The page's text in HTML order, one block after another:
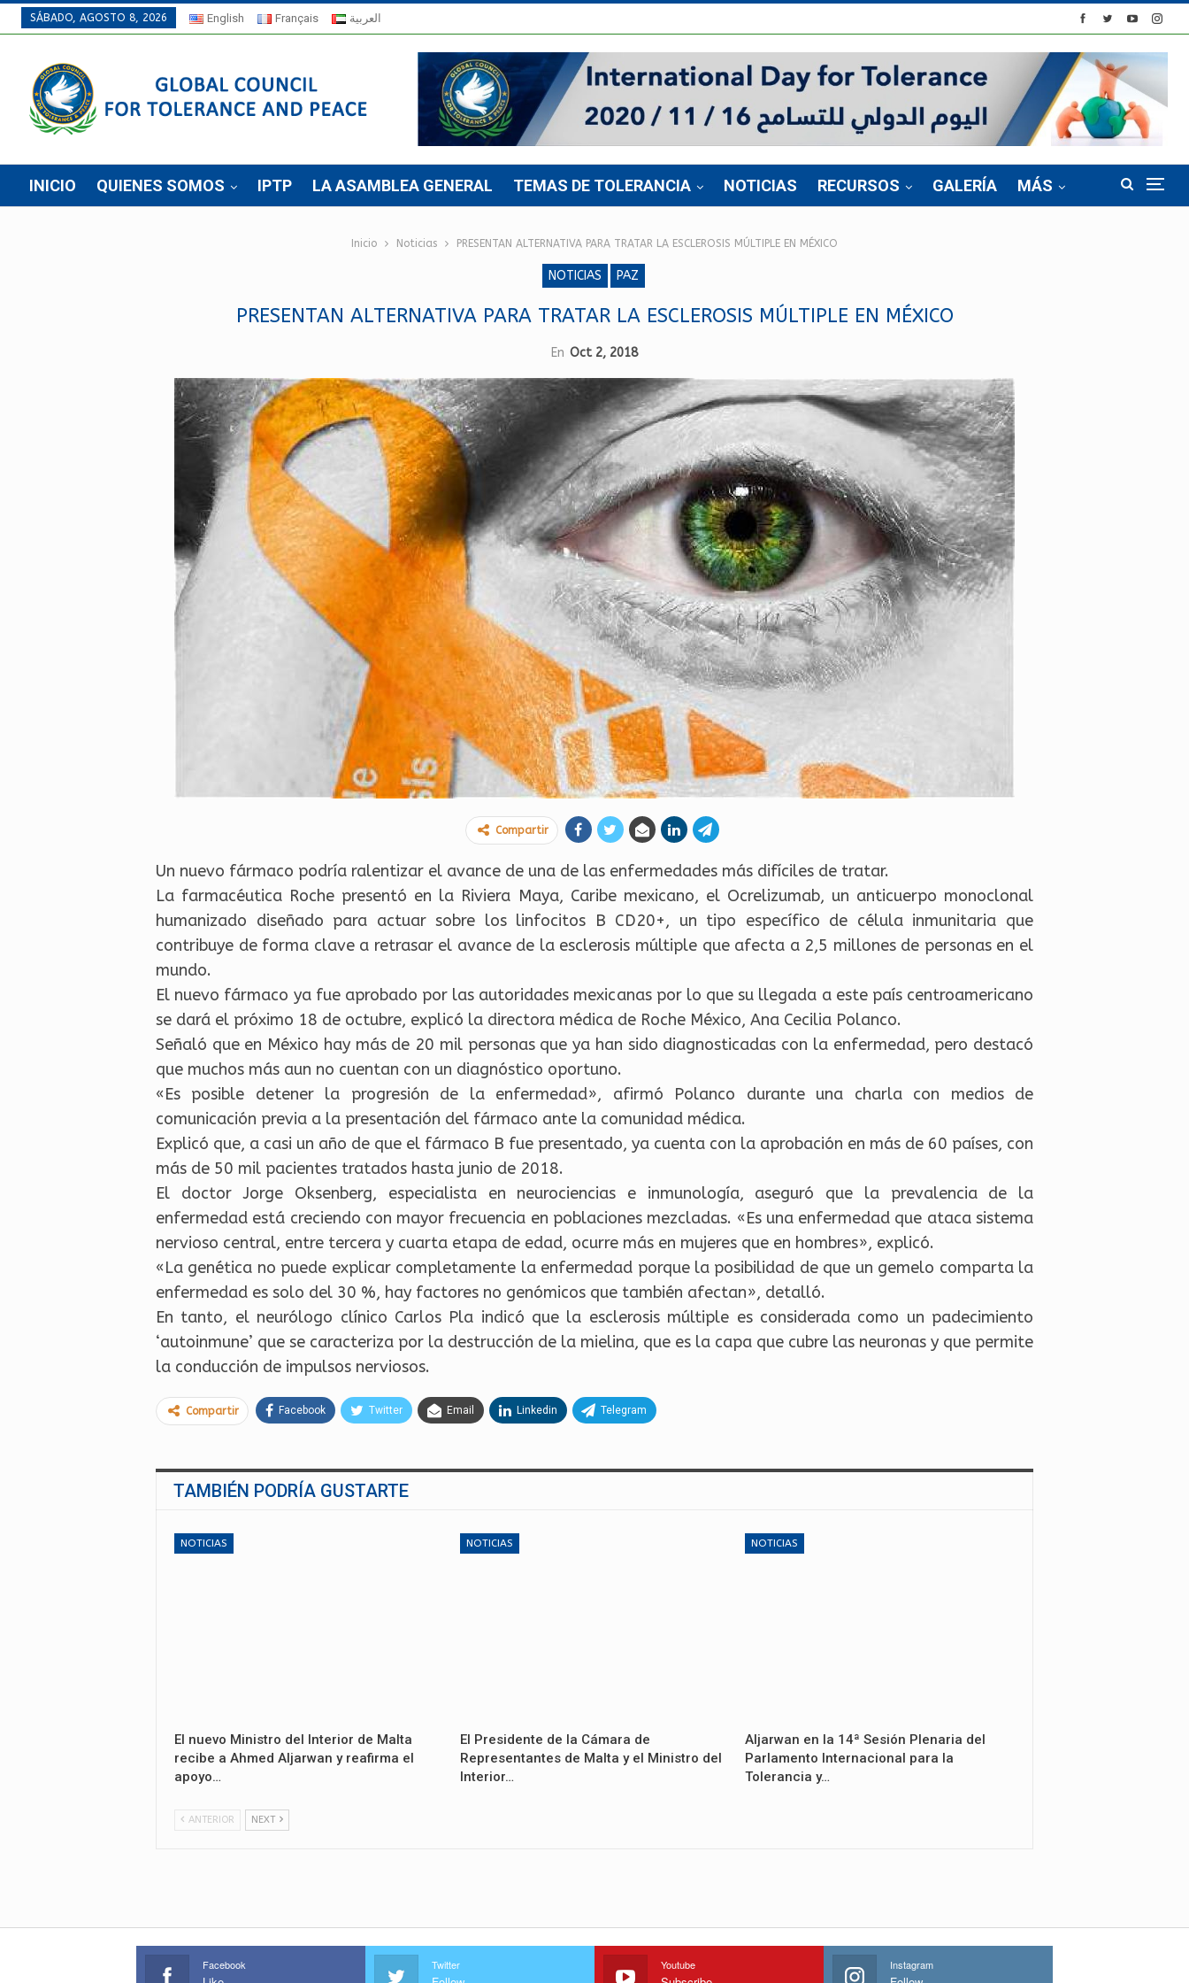
SÁBADO, AGOSTO 8, 2026 English Français العربية
INICIO QUIENES SOMOS IPTP LA ASAMBLEA GENERAL TEMAS DE TOLERANCIA NOTICIAS RECURSOS GALERÍA MÁS
Inicio Noticias PRESENTAN ALTERNATIVA PARA TRATAR LA ESCLEROSIS MÚLTIPLE EN MÉXICO
NOTICIAS PAZ
PRESENTAN ALTERNATIVA PARA TRATAR LA ESCLEROSIS MÚLTIPLE EN MÉXICO
En Oct 2, 2018
Compartir
Un nuevo fármaco podría ralentizar el avance de una de las enfermedades más difíciles de tratar.
La farmacéutica Roche presentó en la Riviera Maya, Caribe mexicano, el Ocrelizumab, un anticuerpo monoclonal
humanizado diseñado para actuar sobre los linfocitos B CD20+, un tipo específico de célula inmunitaria que
contribuye de forma clave a retrasar el avance de la esclerosis múltiple que afecta a 2,5 millones de personas en el
mundo.
El nuevo fármaco ya fue aprobado por las autoridades mexicanas por lo que su llegada a este país centroamericano
se dará el próximo 18 de octubre, explicó la directora médica de Roche México, Ana Cecilia Polanco.
Señaló que en México hay más de 20 mil personas que ya han sido diagnosticadas con la enfermedad, pero destacó
que muchos más aun no cuentan con un diagnóstico oportuno.
«Es posible detener la progresión de la enfermedad», afirmó Polanco durante una charla con medios de
comunicación previa a la presentación del fármaco ante la comunidad médica.
Explicó que, a casi un año de que el fármaco B fue presentado, ya cuenta con la aprobación en más de 60 países, con
más de 50 mil pacientes tratados hasta junio de 2018.
El doctor Jorge Oksenberg, especialista en neurociencias e inmunología, aseguró que la prevalencia de la
enfermedad está creciendo con mayor frecuencia en poblaciones mezcladas. «Es una enfermedad que ataca sistema
nervioso central, entre tercera y cuarta etapa de edad, ocurre más en mujeres que en hombres», explicó.
«La genética no puede explicar completamente la enfermedad porque la posibilidad de que un gemelo comparta la
enfermedad es solo del 30 %, hay factores no genómicos que también afectan», detalló.
En tanto, el neurólogo clínico Carlos Pla indicó que la esclerosis múltiple es considerada como un padecimiento
‘autoinmune’ que se caracteriza por la destrucción de la mielina, que es la capa que cubre las neuronas y que permite
la conducción de impulsos nerviosos.
Compartir Facebook Twitter Email Linkedin Telegram
TAMBIÉN PODRÍA GUSTARTE
NOTICIAS
El nuevo Ministro del Interior de Malta
recibe a Ahmed Aljarwan y reafirma el
apoyo…
NOTICIAS
El Presidente de la Cámara de
Representantes de Malta y el Ministro del
Interior…
NOTICIAS
Aljarwan en la 14ª Sesión Plenaria del
Parlamento Internacional para la
Tolerancia y…
ANTERIOR NEXT
Facebook Twitter Youtube Instagram